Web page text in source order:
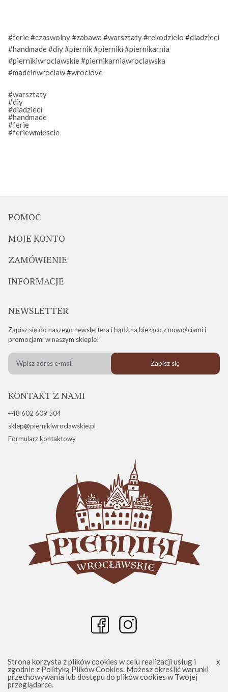
Strona korzysta z plików cookies w celu realizacji usług i
zgodnie z Polityką Plików Cookies. Możesz określić warunki
przechowywania lub dostępu do plików cookies w Twojej
przeglądarce.
#ferie#czaswolny#zabawa #warsztaty#rekodzielo #dladzieci
#handmade#diy#piernik#pierniki #piernikarnia
#piernikiwroclawskie#piernikarniawroclawska
#madeinwroclaw#wroclove
#warsztaty
#diy
#dladzieci
#handmade
#ferie
#feriewmiescie
POMOC
MOJE KONTO
ZAMÓWIENIE
INFORMACJE
NEWSLETTER
Zapisz się do naszego newslettera i bądź na bieżąco z nowościami i
promocjami w naszym sklepie!
Zapisz się
KONTAKT Z NAMI
+48 602 609 504
sklep@piernikiwroclawskie.pl
Formularz kontaktowy
Wrocławskie Pierniki - Piernikowe Dekoracje 2025